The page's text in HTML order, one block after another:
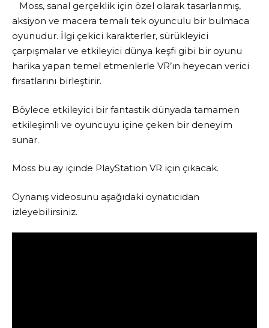
Moss, sanal gerçeklik için özel olarak tasarlanmış,
aksiyon ve macera temalı tek oyunculu bir bulmaca
oyunudur. İlgi çekici karakterler, sürükleyici
çarpışmalar ve etkileyici dünya keşfi gibi bir oyunu
harika yapan temel etmenlerle VR’ın heyecan verici
fırsatlarını birleştirir.
Böylece etkileyici bir fantastik dünyada tamamen
etkileşimli ve oyuncuyu içine çeken bir deneyim
sunar.
Moss bu ay içinde PlayStation VR için çıkacak.
Oynanış videosunu aşağıdaki oynatıcıdan
izleyebilirsiniz.